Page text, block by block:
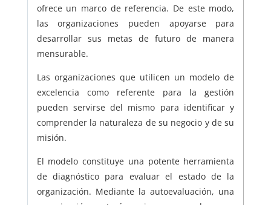
ofrece un marco de referencia. De este modo,
las organizaciones pueden apoyarse para
desarrollar sus metas de futuro de manera
mensurable.
Las organizaciones que utilicen un modelo de
excelencia como referente para la gestión
pueden servirse del mismo para identificar y
comprender la naturaleza de su negocio y de su
misión.
El modelo constituye una potente herramienta
de diagnóstico para evaluar el estado de la
organización. Mediante la autoevaluación, una